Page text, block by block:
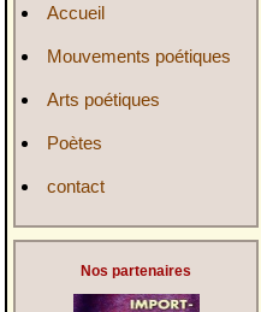
Accueil
Mouvements poétiques
Arts poétiques
Poètes
contact
Nos partenaires